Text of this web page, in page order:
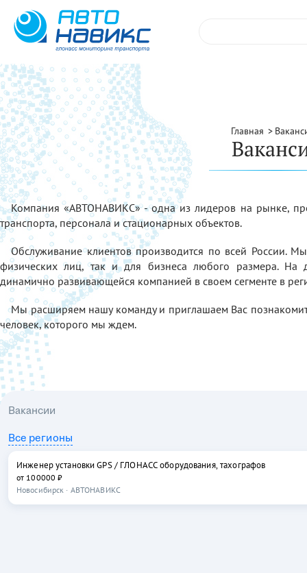
Главная
Компания «АВТОНАВИКС» - одна из лидеров на рынке,
транспорта, персонала и стационарных объектов.
Обслуживание клиентов производится по всей России.
физических лиц, так и для бизнеса любого размера.
динамично развивающейся компанией в своем сегменте в
Мы расширяем нашу команду и приглашаем Вас
человек, которого мы ждем.
Вакансии
Все регионы
Инженер установки GPS / ГЛОНАСС оборудования, тахографов
от 100000 ₽
Новосибирск · АВТОНАВИКС